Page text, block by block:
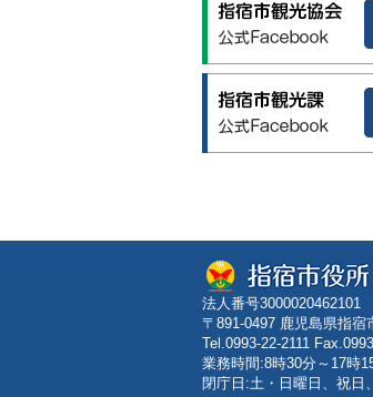
法人番号3000020462101
〒891-0497 鹿児島県指宿
Tel.0993-22-2111
業務時間:8時30分～17時
閉庁日:土・日曜日、祝日